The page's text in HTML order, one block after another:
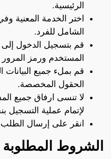
الرئيسية.
اختر الخدمة المعنية
الشامل للفرد.
قم بتسجيل الدخول
المستخدم ورمز
قم بملء جميع البيانات
الحقول المخصصة.
لا تنسى ارفاق جميع
لإتمام عملية التسجيل
انقر على إرسال
الشروط المطلوبة